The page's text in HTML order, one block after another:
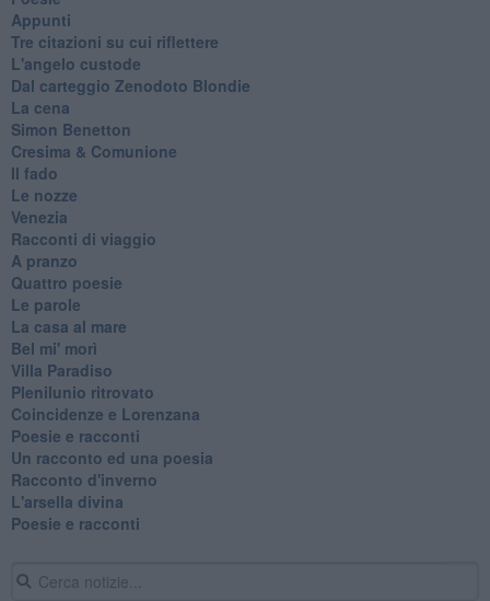
Appunti
Tre citazioni su cui riflettere
L'angelo custode
Dal carteggio Zenodoto Blondie
La cena
Simon Benetton
Cresima & Comunione
Il fado
Le nozze
Venezia
Racconti di viaggio
A pranzo
Quattro poesie
Le parole
La casa al mare
Bel mi' morì
Villa Paradiso
Plenilunio ritrovato
Coincidenze e Lorenzana
Poesie e racconti
Un racconto ed una poesia
Racconto d'inverno
​L'arsella divina
Poesie e racconti